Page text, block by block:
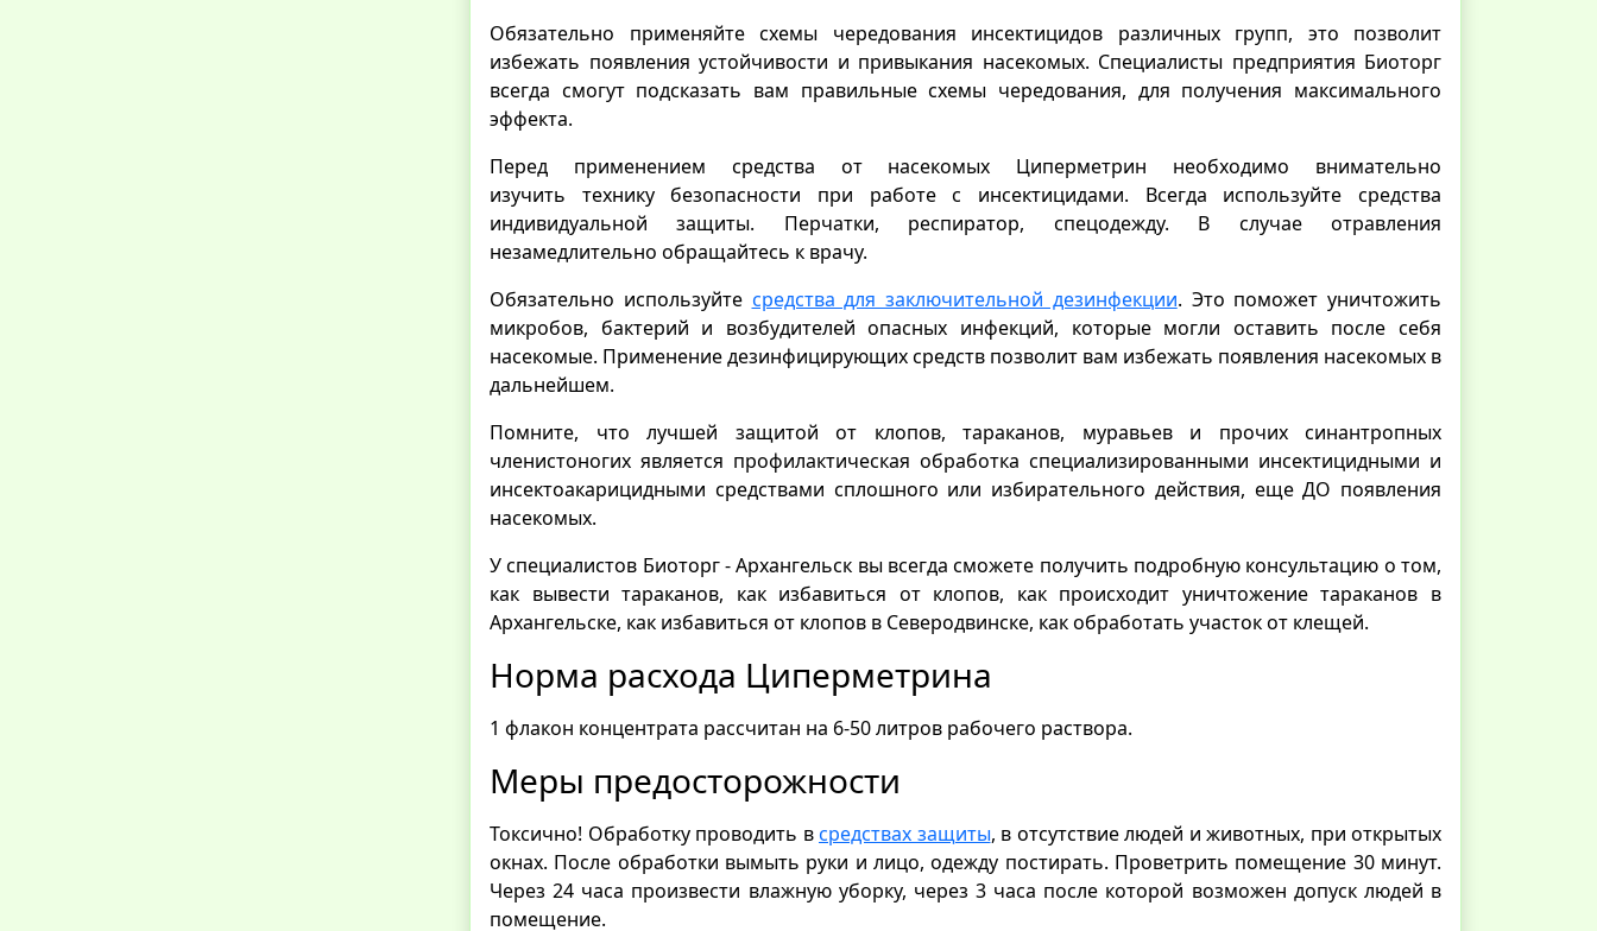
Обязательно применяйте схемы чередования инсектицидов различных групп, это позволит
избежать появления устойчивости и привыкания насекомых. Специалисты предприятия Биоторг
всегда смогут подсказать вам правильные схемы чередования, для получения максимального
эффекта.
Перед применением средства от насекомых Циперметрин необходимо внимательно
изучить технику безопасности при работе с инсектицидами. Всегда используйте средства
индивидуальной защиты. Перчатки, респиратор, спецодежду. В случае отравления
незамедлительно обращайтесь к врачу.
Обязательно используйте средства для заключительной дезинфекции. Это поможет уничтожить
микробов, бактерий и возбудителей опасных инфекций, которые могли оставить после себя
насекомые. Применение дезинфицирующих средств позволит вам избежать появления насекомых в
дальнейшем.
Помните, что лучшей защитой от клопов, тараканов, муравьев и прочих синантропных
членистоногих является профилактическая обработка специализированными инсектицидными и
инсектоакарицидными средствами сплошного или избирательного действия, еще ДО появления
насекомых.
У специалистов Биоторг - Архангельск вы всегда сможете получить подробную консультацию о том,
как вывести тараканов, как избавиться от клопов, как происходит уничтожение тараканов в
Архангельске, как избавиться от клопов в Северодвинске, как обработать участок от клещей.
Норма расхода Циперметрина
1 флакон концентрата рассчитан на 6-50 литров рабочего раствора.
Меры предосторожности
Токсично! Обработку проводить всредствах защиты, в отсутствие людей и животных, при открытых
окнах. После обработки вымыть руки и лицо, одежду постирать. Проветрить помещение 30 минут.
Через 24 часа произвести влажную уборку, через 3 часа после которой возможен допуск людей в
помещение.